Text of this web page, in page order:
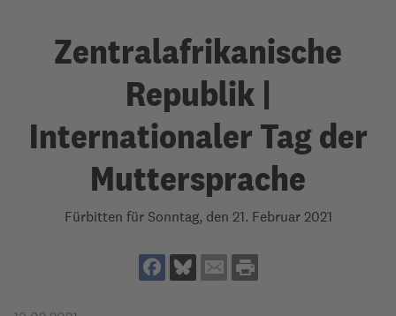
Zentralafrikanische
Republik |
Internationaler Tag der
Muttersprache
Fürbitten für Sonntag, den 21. Februar 2021